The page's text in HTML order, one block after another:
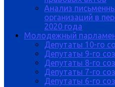
Анализ
организаций в
2020 года
Молодежный
Депутаты 10-го
Депутаты 9-го
Депутаты 8-го
Депутаты 7-го
Депутаты 6-го